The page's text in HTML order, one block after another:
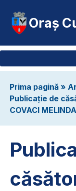
Oraș
Prima pagină »
Publicație de
COVACI